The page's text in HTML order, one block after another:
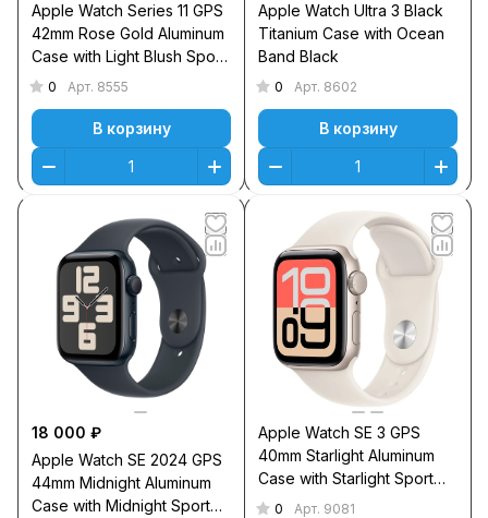
Apple Watch Series 11 GPS
42mm Rose Gold Aluminum
Case with Light Blush Sport
Band S/M
0 Арт. 8555
В корзину
Apple Watch Ultra 3 Black
Titanium Case with Ocean
Band Black
0 Арт. 8602
В корзину
18 000 ₽
Apple Watch SE 2024 GPS
44mm Midnight Aluminum
Case with Midnight Sport
Apple Watch SE 3 GPS
40mm Starlight Aluminum
Case with Starlight Sport
Band M/L
0 Арт. 9081